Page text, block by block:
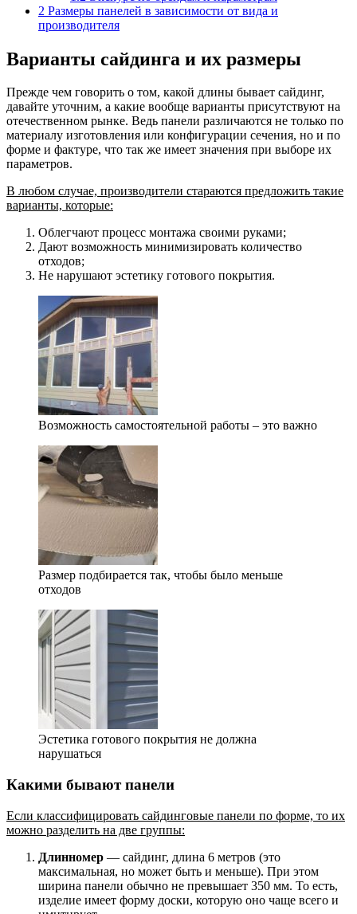
2 Размеры панелей в зависимости от вида и
производителя
Варианты сайдинга и их размеры
Прежде чем говорить о том, какой длины бывает сайдинг,
давайте уточним, а какие вообще варианты присутствуют на
отечественном рынке. Ведь панели различаются не только по
материалу изготовления или конфигурации сечения, но и по
форме и фактуре, что так же имеет значения при выборе их
параметров.
В любом случае, производители стараются предложить такие
варианты, которые:
Облегчают процесс монтажа своими руками;
Дают возможность минимизировать количество
отходов;
Не нарушают эстетику готового покрытия.
Возможность самостоятельной работы – это важно
Размер подбирается так, чтобы было меньше
отходов
Эстетика готового покрытия не должна
нарушаться
Какими бывают панели
Если классифицировать сайдинговые панели по форме, то их
можно разделить на две группы:
Длинномер — сайдинг, длина 6 метров (это
максимальная, но может быть и меньше). При этом
ширина панели обычно не превышает 350 мм. То есть,
изделие имеет форму доски, которую оно чаще всего и